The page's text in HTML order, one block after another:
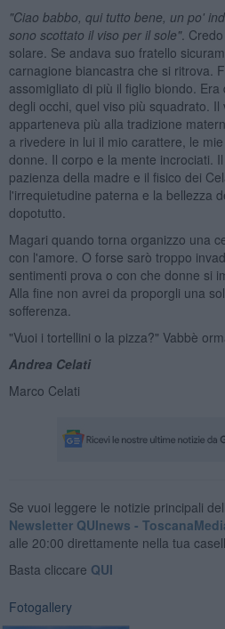
"Ciao babbo, qui tutto bene, un po'
sono scottato il viso per il sole".
solare. Se andava suo fratello
carnagione biancastra che si ritrova.
assomigliato di più il figlio biondo.
degli occhi, quel viso più squadrato.
apparteneva più alla tradizione
a rivedere in lui il mio carattere, le
donne. Il corpo e la mente incrociati.
pazienza della madre e il fisico dei
l'irrequietudine paterna e la bellezza
dopotutto.
Magari quando torna organizzo una
con l'amore. O forse sarò troppo
sentimenti prova o con che donne si
Alla fine non avrei da proporgli una
sofferenza.
"Vuoi i tortellini o la pizza?" Vabbè
Andrea Celati
Marco Celati
Se vuoi leggere le notizie principali
Newsletter QUInews -
alle 20:00 direttamente nella tua
Basta cliccare QUI
Fotogallery